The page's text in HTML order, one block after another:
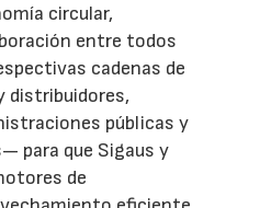
circular,
entre todos
cadenas de
distribuidores,
públicas y
para que Sigaus y
de